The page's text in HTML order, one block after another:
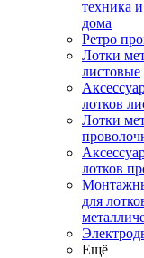
техника
дома
Ретро
Лотки
листовые
лотков
Лотки
лотков
для
Ещё